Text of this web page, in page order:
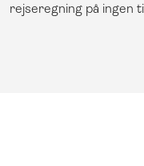
rejseregning på ingen